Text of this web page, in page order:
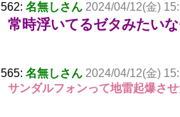
562: 名無しさん 2024/04/12(金)
常時浮いてるゼタみたい
565: 名無しさん 2024/04/12(金)
サンダルフォンって地雷起爆さ